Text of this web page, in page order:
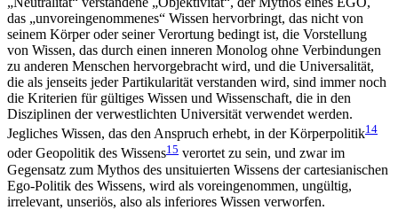
das „unvoreingenommenes“ Wissen hervorbringt, das nicht von
seinem Körper oder seiner Verortung bedingt ist, die Vorstellung
von Wissen, das durch einen inneren Monolog ohne Verbindungen
zu anderen Menschen hervorgebracht wird, und die Universalität,
die als jenseits jeder Partikularität verstanden wird, sind immer noch
die Kriterien für gültiges Wissen und Wissenschaft, die in den
Disziplinen der verwestlichten Uni­versität verwendet werden.
Jegliches Wissen, das den Anspruch erhebt, in der Körperpolitik14
oder Geopolitik des Wissens15 verortet zu sein, und zwar im
Gegensatz zum Mythos des unsituierten Wissens der cartesianischen
Ego-Politik des Wissens, wird als voreingenommen, ungültig,
irrelevant, unseriös, also als inferiores Wissen verworfen.